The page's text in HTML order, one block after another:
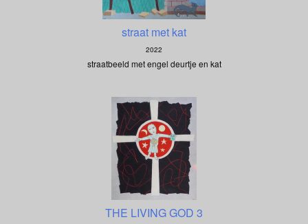
straat met kat
2022
straatbeeld met engel deurtje en kat
THE LIVING GOD 3